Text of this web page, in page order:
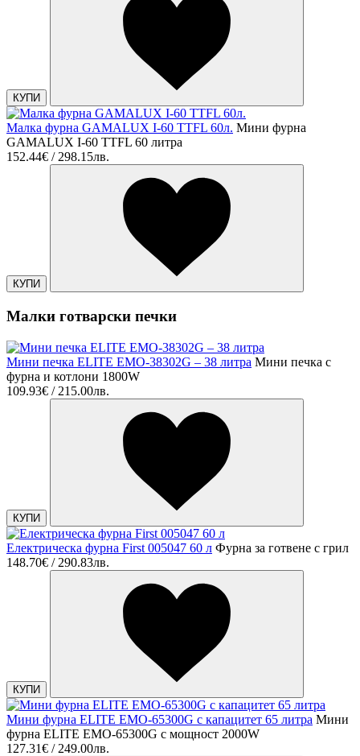
КУПИ
Малка фурна GAMALUX I-60 TTFL 60л. Мини фурна
GAMALUX I-60 TTFL 60 литра
152.44€ / 298.15лв.
КУПИ
Малки готварски печки
Мини печка ELITE EMO-38302G – 38 литра Мини печка с
фурна и котлони 1800W
109.93€ / 215.00лв.
КУПИ
Електрическа фурна First 005047 60 л Фурна за готвене с грил
148.70€ / 290.83лв.
КУПИ
Мини фурна ELITE EMO-65300G с капацитет 65 литра Мини
фурна ELITE EMO-65300G с мощност 2000W
127.31€ / 249.00лв.